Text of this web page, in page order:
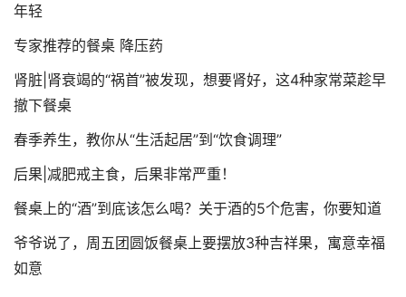
年轻
专家推荐的餐桌 降压药
肾脏|肾衰竭的“祸首”被发现，想要肾好，这4种家常菜趁早
撤下餐桌
春季养生，教你从“生活起居”到“饮食调理”
后果|减肥戒主食，后果非常严重！
餐桌上的“酒”到底该怎么喝？关于酒的5个危害，你要知道
爷爷说了，周五团圆饭餐桌上要摆放3种吉祥果，寓意幸福
如意